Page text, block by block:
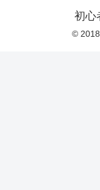
初心
©